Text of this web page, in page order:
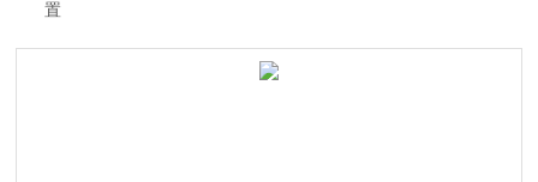
置